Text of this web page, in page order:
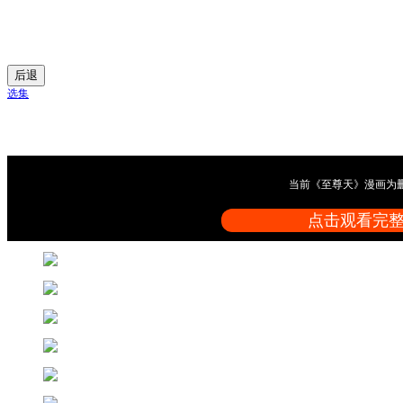
后退
选集
当前《至尊天》漫画为
点击观看完